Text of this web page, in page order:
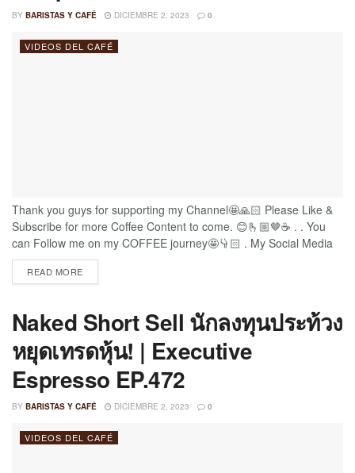
BY BARISTAS Y CAFÉ DICIEMBRE 2, 2023 0
VIDEOS DEL CAFÉ
Thank you guys for supporting my Channel🤩🙏🏻 Please Like &
Subscribe for more Coffee Content to come. 😊🫰🏼🤎☕️ . . You
can Follow me on my COFFEE journey🤩👇🏻 . My Social Media
Bio🪪👇🏻 https://bio.site/Coffeeart_by_Jay . . 🎥 . 📸 . . #coffeeart
#baristadaily #barista #coffee #latteartist #latte #capuccino
#trendingvideo #trendingaudio #trendingshorts #trend
#trendingsong #fypシ゚ #coffeelover #coffeegeek #goodvibes
#youtubeislife #subscriber #youtubeguru...
READ MORE
Naked Short Sell นักลงทุนประท้วง
หยุดเทรดหุ้น! | Executive
Espresso EP.472
BY BARISTAS Y CAFÉ DICIEMBRE 2, 2023 0
VIDEOS DEL CAFÉ